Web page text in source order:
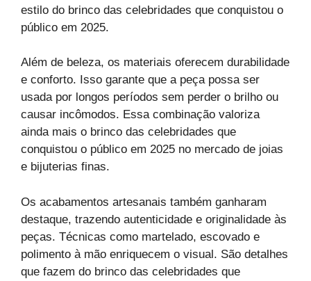
estilo do brinco das celebridades que conquistou o
público em 2025.
Além de beleza, os materiais oferecem durabilidade
e conforto. Isso garante que a peça possa ser
usada por longos períodos sem perder o brilho ou
causar incômodos. Essa combinação valoriza
ainda mais o brinco das celebridades que
conquistou o público em 2025 no mercado de joias
e bijuterias finas.
Os acabamentos artesanais também ganharam
destaque, trazendo autenticidade e originalidade às
peças. Técnicas como martelado, escovado e
polimento à mão enriquecem o visual. São detalhes
que fazem do brinco das celebridades que